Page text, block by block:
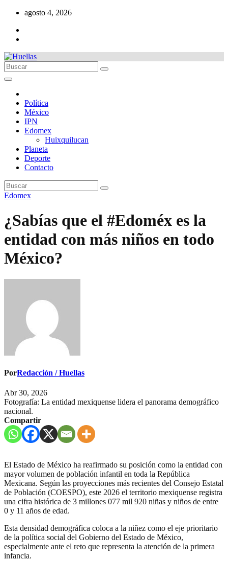
contenido
agosto 4, 2026
Política
México
IPN
Edomex
Huixquilucan
Planeta
Deporte
Contacto
Edomex
¿Sabías que el #Edoméx es la
entidad con más niños en todo
México?
PorRedacción / Huellas
Abr 30, 2026
Fotografía: La entidad mexiquense lidera el panorama demográfico
nacional.
Compartir
El Estado de México ha reafirmado su posición como la entidad con
mayor volumen de población infantil en toda la República
Mexicana. Según las proyecciones más recientes del Consejo Estatal
de Población (COESPO), este 2026 el territorio mexiquense registra
una cifra histórica de 3 millones 077 mil 920 niñas y niños de entre
0 y 11 años de edad.
Esta densidad demográfica coloca a la niñez como el eje prioritario
de la política social del Gobierno del Estado de México,
especialmente ante el reto que representa la atención de la primera
infancia.